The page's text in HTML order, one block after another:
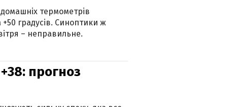
термометрів
градусів. Синоптики ж
– неправильне.
прогноз